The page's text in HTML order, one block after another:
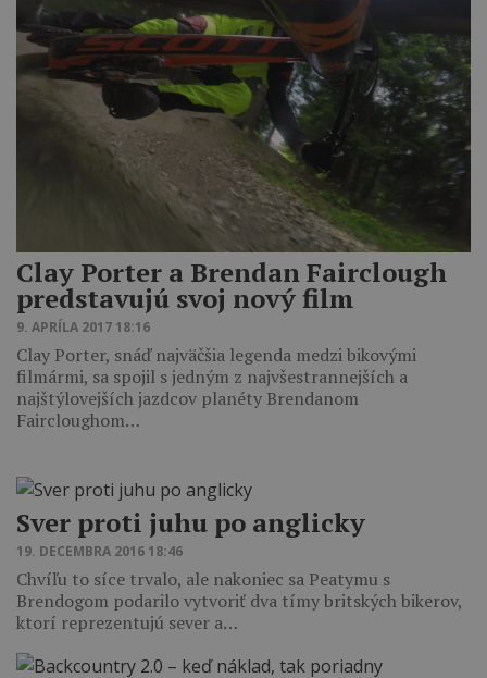
Clay Porter a Brendan Fairclough
predstavujú svoj nový film
9. APRÍLA 2017 18:16
Clay Porter, snáď najväčšia legenda medzi bikovými
filmármi, sa spojil s jedným z najvšestrannejších a
najštýlovejších jazdcov planéty Brendanom
Faircloughom…
Sver proti juhu po anglicky
19. DECEMBRA 2016 18:46
Chvíľu to síce trvalo, ale nakoniec sa Peatymu s
Brendogom podarilo vytvoriť dva tímy britských bikerov,
ktorí reprezentujú sever a…